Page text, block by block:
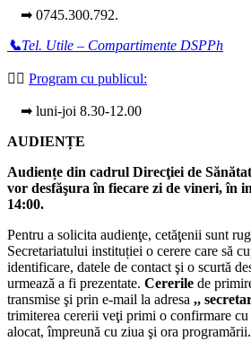
➡ 0745.300.792.
📞Tel. Utile – Compartimente DSPPh
👩‍⚕️ Program cu publicul:
➡ luni-joi 8.30-12.00
AUDIENȚE
Audiențe din cadrul Direcţiei de
vor desfăşura în fiecare zi de vineri, în
14:00.
Pentru a solicita audienţe, cetăţenii sunt
Secretariatului instituției o cerere care să
identificare, datele de contact şi o scurtă
urmează a fi prezentate. Cererile de
transmise şi prin e-mail la adresa ,,
trimiterea cererii veţi primi o confirmare
alocat, împreună cu ziua şi ora programării.